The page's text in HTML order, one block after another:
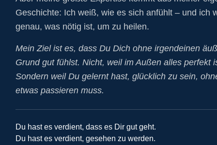
Geschichte: Ich weiß, wie es sich anfühlt – und ich
genau, was nötig ist, um zu heilen.
Mein Ziel ist es, dass Du Dich ohne irgendeinen
Grund gut fühlst. Nicht, weil im Außen alles perfekt
Sondern weil Du gelernt hast, glücklich zu sein,
etwas passieren muss.
Du hast es verdient, dass es Dir gut geht.
Du hast es verdient, gesehen zu werden.